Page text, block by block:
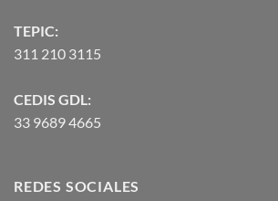
TEPIC:
311 210 3115
CEDIS GDL:
33 9689 4665
REDES SOCIALES